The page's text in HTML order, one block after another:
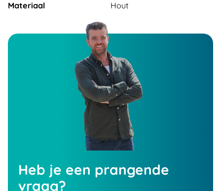
Materiaal
Hout
Heb je een prangende
vraag?